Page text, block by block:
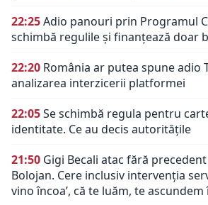
22:25Adio panouri prin Programul
schimbă regulile și finanțează doar
22:20 România ar putea spune adio
analizarea interzicerii platformei
22:05Se schimbă regula pentru
identitate. Ce au decis autoritățile
21:50 Gigi Becali atac fără
Bolojan. Cere inclusiv intervenția
vino încoa’, că te luăm, te